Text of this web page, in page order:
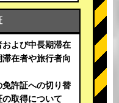
および中長期滞在
在者や旅行者向
許証への切り替
取得について